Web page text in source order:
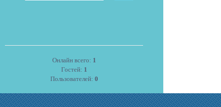
Онлайн всего: 1
Гостей: 1
Пользователей: 0